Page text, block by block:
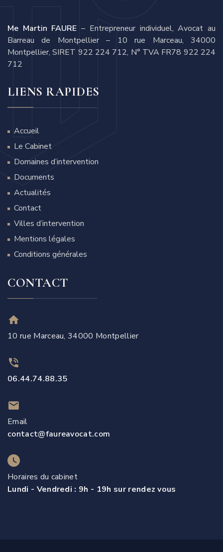
Me Martin FAURE – Entrepreneur individuel, Avocat au
Barreau de Montpellier – 10 rue Marceau, 34000
Montpellier, SIRET 922 224 712, N° TVA FR78 922 224
712
LIENS RAPIDES
Accueil
Le Cabinet
Domaines d’intervention
Documents
Actualités
Contact
Villes d’intervention
Mentions légales
Conditions générales
CONTACT
10 rue Marceau, 34000 Montpellier
06.44.74.88.35
Email
contact@faureavocat.com
Horaires du cabinet
Lundi - Vendredi : 9h - 19h sur rendez vous